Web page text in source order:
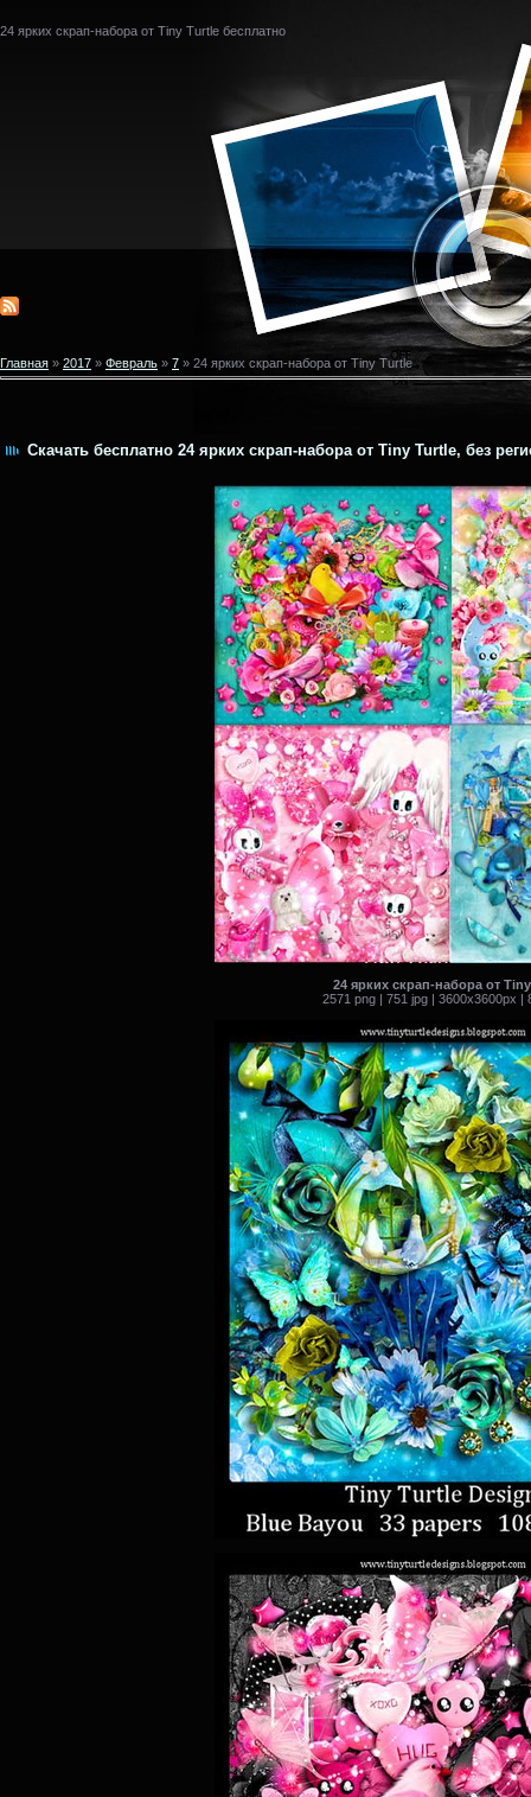
24 ярких cкрап-набора от Tiny Turtle бесплатно
Главная » 2017 » Февраль » 7 » 24 ярких cкрап-набора от Tiny Turtle
Скачать бесплатно 24 ярких cкрап-набора от Tiny Turtle, без
24 ярких cкрап-набора от
2571 png | 751 jpg | 3600x3600px |